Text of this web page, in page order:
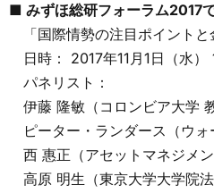
■ みずほ総研フォーラム2017
「国際情勢の注目ポイント
日時： 2017年11月1日（水
パネリスト：
伊藤 隆敏（コロンビア大学
ピーター・ランダース（ウォ
西 惠正（アセットマネジメン
高原 明生（東京大学大学院法